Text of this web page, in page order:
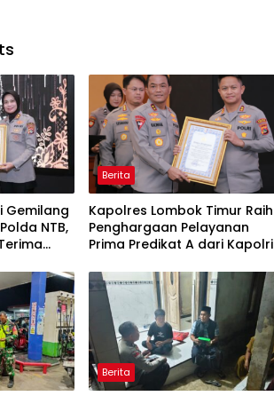
Gemilang
NTB,
Berita
Kapolres Lombok Timur Raih
Penghargaan Pelayanan
Prima Predikat A dari Kapolri
Berita